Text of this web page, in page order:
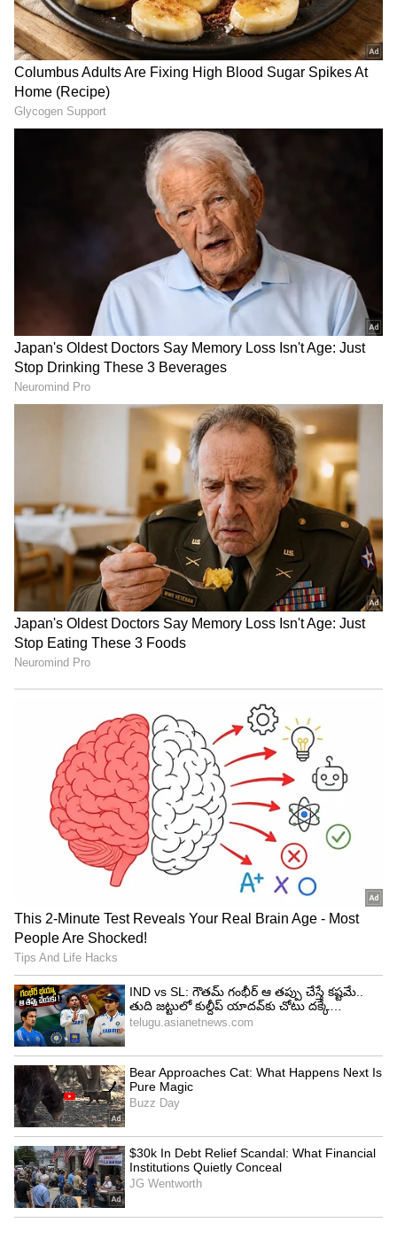
బయటకు వచ్చింది. సోదరిని ఎందుకు చంపావు అని
అడిగితే.. తన దారికి అడ్డు రావడం వల్లే కోపంతో ఈ
దారుణానికి ఒడిగట్టినట్టు ఒప్పుకున్నాడు. దీంతో హిమాన్షు
మీద కేసు నమోదు చేశారు. అతడిని అదుపులోకి
తీసుకున్నారు.
ప్రెస్ మీట్ పెట్టి మరీ జగన్ పరువుతీసిన
హోమ్ మంత్రి అనిత | Anitha Vangalapudi
Strong Counter to Jagan
తమిళనాడు బడ్జెట్ విజయ్ ఆసక్తికర
కేటాయింపులు | Tamil Nadu CM Vijay
Mega Budget 2026